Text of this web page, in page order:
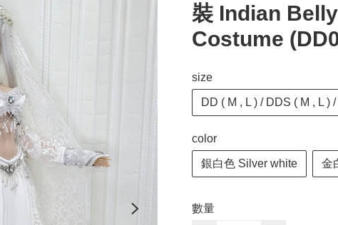
裝 Indian
Costume
size
DD ( M , L ) / DDS ( M , L )
color
銀白色 Silver white 金
數量